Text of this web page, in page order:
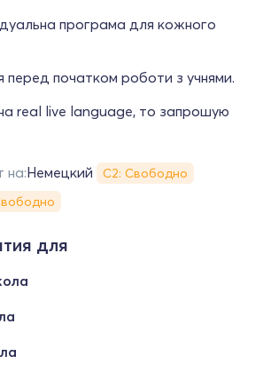
програма для кожного
перед початком роботи з учнями.
real live language, то запрошую
на:Немецкий С2: Свободно
для